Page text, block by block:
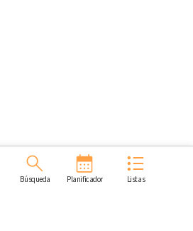
Búsqueda Planificador Listas